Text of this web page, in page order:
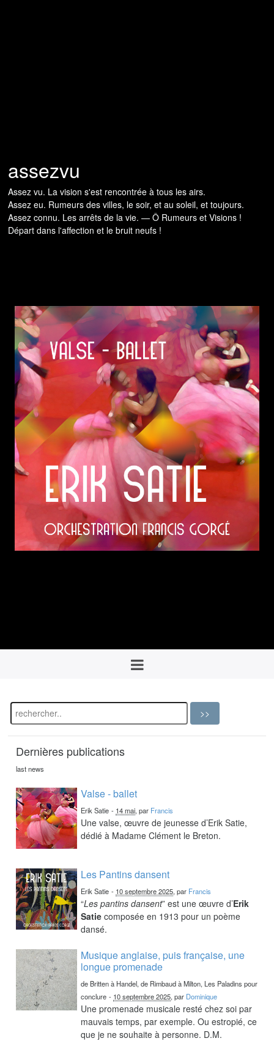
assezvu
Assez vu. La vision s'est rencontrée à tous les airs.
Assez eu. Rumeurs des villes, le soir, et au soleil, et toujours.
Assez connu. Les arrêts de la vie. — Ô Rumeurs et Visions !
Départ dans l'affection et le bruit neufs !
Dernières publications
last news
Valse - ballet
Erik Satie - 14 mai, par Francis
Une valse, œuvre de jeunesse d’Erik Satie,
dédié à Madame Clément le Breton.
Les Pantins dansent
Erik Satie - 10 septembre 2025, par Francis
“Les pantins dansent” est une œuvre d’Erik
Satie composée en 1913 pour un poème
dansé.
Musique anglaise, puis française, une
longue promenade
de Britten à Handel, de Rimbaud à Milton, Les Paladins pour
conclure - 10 septembre 2025, par Dominique
Une promenade musicale resté chez soi par
mauvais temps, par exemple. Ou estropié, ce
que je ne souhaite à personne. D.M.